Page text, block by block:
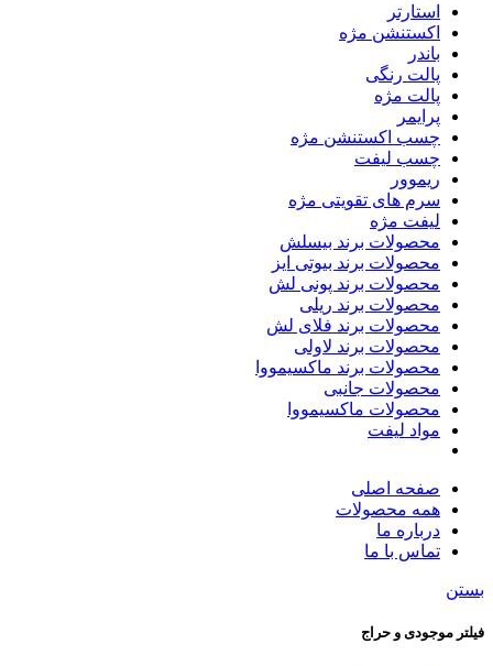
استارتر
اکستنشن مژه
باندر
پالت رنگی
پالت مژه
پرایمر
چسب اکستنشن مژه
چسب لیفت
ریموور
سرم های تقویتی مژه
لیفت مژه
محصولات برند بیسلش
محصولات برند بیوتی ایز
محصولات برند پونی لش
محصولات برند ریلی
محصولات برند فلای لش
محصولات برند لاولی
محصولات برند ماکسیمووا
محصولات جانبی
محصولات ماکسیمووا
مواد لیفت
صفحه اصلی
همه محصولات
درباره ما
تماس با ما
بستن
فیلتر موجودی و حراج